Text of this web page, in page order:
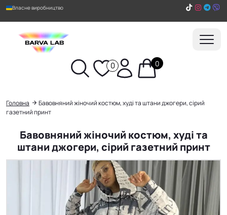
Власне виробництво
0 0
Пошук
Головна
Бавовняний жіночий костюм, худі та штани джогери, сірий
газетний принт
Бавовняний жіночий костюм, худі та
штани джогери, сірий газетний принт